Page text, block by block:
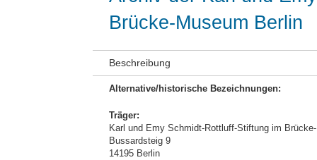
Brücke-Museum Berlin
Beschreibung
Alternative/historische Bezeichnungen:
Träger:
Karl und Emy Schmidt-Rottluff-Stiftung im
Bussardsteig 9
14195 Berlin